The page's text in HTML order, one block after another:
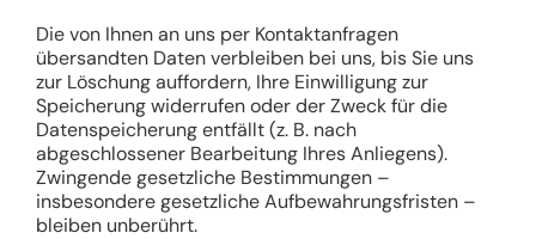
Die von Ihnen an uns per Kontaktanfragen
übersandten Daten verbleiben bei uns, bis Sie uns
zur Löschung auffordern, Ihre Einwilligung zur
Speicherung widerrufen oder der Zweck für die
Datenspeicherung entfällt (z. B. nach
abgeschlossener Bearbeitung Ihres Anliegens).
Zwingende gesetzliche Bestimmungen –
insbesondere gesetzliche Aufbewahrungsfristen –
bleiben unberührt.